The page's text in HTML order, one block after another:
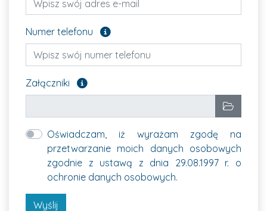
Numer telefonu Pole opcjonalne
Załączniki Załącz pliki, które chcesz wysłać. Pole
Wybierz
Oświadczam, iż wyrażam zgodę na
przetwarzanie moich danych osobowych
zgodnie z ustawą z dnia 29.08.1997 r. o
ochronie danych osobowych.
Wyślij